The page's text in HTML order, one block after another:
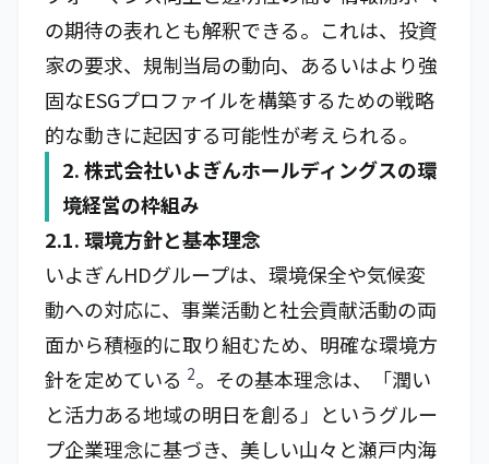
の期待の表れとも解釈できる。これは、投資
家の要求、規制当局の動向、あるいはより強
固なESGプロファイルを構築するための戦略
的な動きに起因する可能性が考えられる。
2. 株式会社いよぎんホールディングスの環
境経営の枠組み
2.1. 環境方針と基本理念
いよぎんHDグループは、環境保全や気候変
動への対応に、事業活動と社会貢献活動の両
面から積極的に取り組むため、明確な環境方
針を定めている 2。その基本理念は、「潤い
と活力ある地域の明日を創る」というグルー
プ企業理念に基づき、美しい山々と瀬戸内海